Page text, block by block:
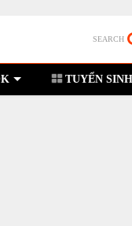
SEARCH
TUYỂN SINH